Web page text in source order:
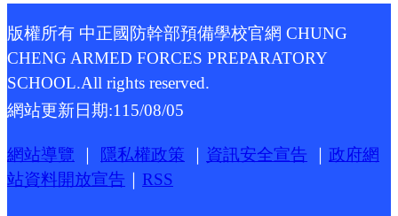
版權所有 中正國防幹部預備學校官網 CHUNG
CHENG ARMED FORCES PREPARATORY
SCHOOL.All rights reserved.
網站更新日期:115/08/05
網站導覽 隱私權政策 資訊安全宣告
政府網
站資料開放宣告
RSS